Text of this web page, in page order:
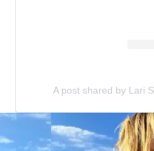
A post shared by Lari